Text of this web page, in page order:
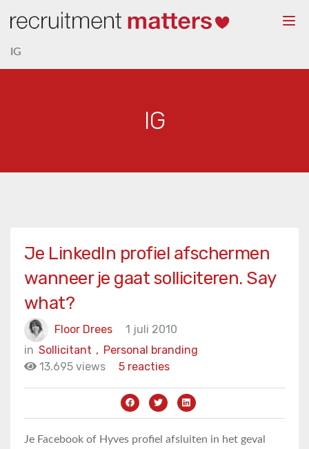
IG
IG
Je LinkedIn profiel afschermen
wanneer je gaat solliciteren. Say
what?
Floor Drees
1 juli 2010
in
Personal branding
Sollicitant ,
13.695 views
5 reacties
Je Facebook of Hyves profiel afsluiten in het geval